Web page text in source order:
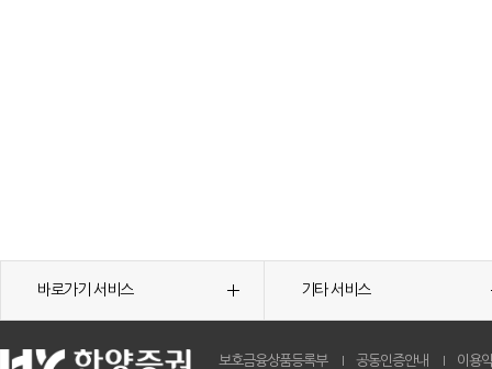
바로가기 서비스 기타 서비스
보호금융상품등록부 공동인증안내 이용